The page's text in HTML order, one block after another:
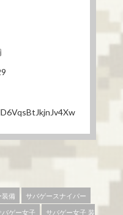
装備
サバゲースナイパー
バゲー女子 サバゲー女子 装